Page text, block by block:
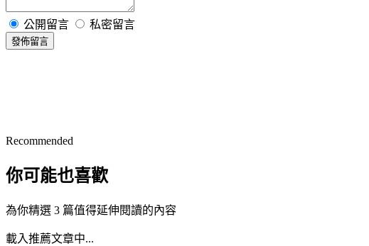
公開留言 私密留言
發佈留言
Recommended
你可能也喜歡
為你精選 3 篇值得延伸閱讀的內容
載入推薦文章中...